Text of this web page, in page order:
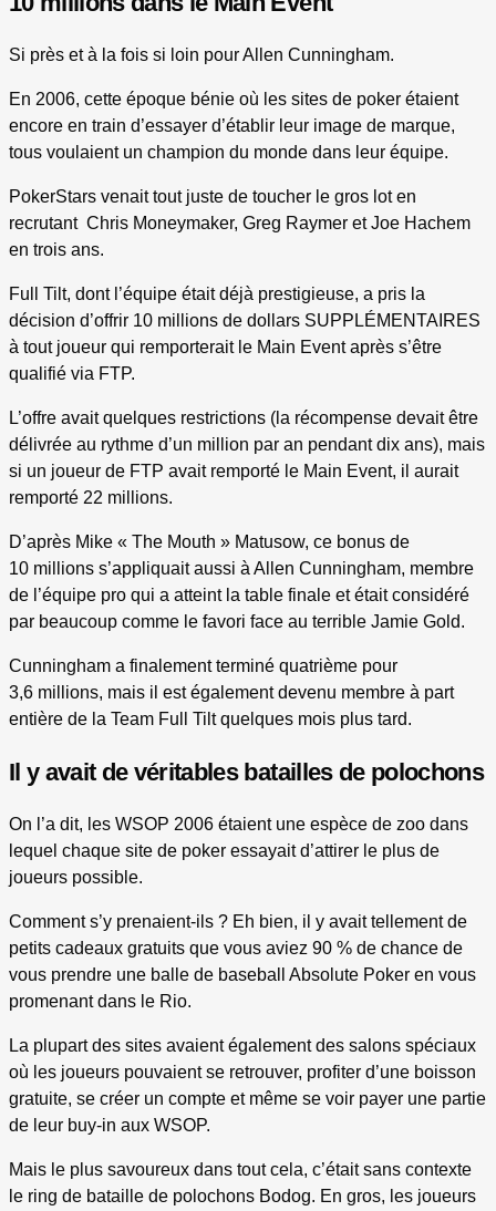
Si près et à la fois si loin pour Allen Cunningham.
En 2006, cette époque bénie où les sites de poker étaient
encore en train d’essayer d’établir leur image de marque,
tous voulaient un champion du monde dans leur équipe.
PokerStars venait tout juste de toucher le gros lot en
recrutant Chris Moneymaker, Greg Raymer et Joe Hachem
en trois ans.
Full Tilt, dont l’équipe était déjà prestigieuse, a pris la
décision d’offrir 10 millions de dollars SUPPLÉMENTAIRES
à tout joueur qui remporterait le Main Event après s’être
qualifié via FTP.
L’offre avait quelques restrictions (la récompense devait être
délivrée au rythme d’un million par an pendant dix ans), mais
si un joueur de FTP avait remporté le Main Event, il aurait
remporté 22 millions.
D’après Mike « The Mouth » Matusow, ce bonus de
10 millions s’appliquait aussi à Allen Cunningham, membre
de l’équipe pro qui a atteint la table finale et était considéré
par beaucoup comme le favori face au terrible Jamie Gold.
Cunningham a finalement terminé quatrième pour
3,6 millions, mais il est également devenu membre à part
entière de la Team Full Tilt quelques mois plus tard.
Il y avait de véritables batailles de polochons
On l’a dit, les WSOP 2006 étaient une espèce de zoo dans
lequel chaque site de poker essayait d’attirer le plus de
joueurs possible.
Comment s’y prenaient-ils ? Eh bien, il y avait tellement de
petits cadeaux gratuits que vous aviez 90 % de chance de
vous prendre une balle de baseball Absolute Poker en vous
promenant dans le Rio.
La plupart des sites avaient également des salons spéciaux
où les joueurs pouvaient se retrouver, profiter d’une boisson
gratuite, se créer un compte et même se voir payer une partie
de leur buy-in aux WSOP.
Mais le plus savoureux dans tout cela, c’était sans contexte
le ring de bataille de polochons Bodog. En gros, les joueurs